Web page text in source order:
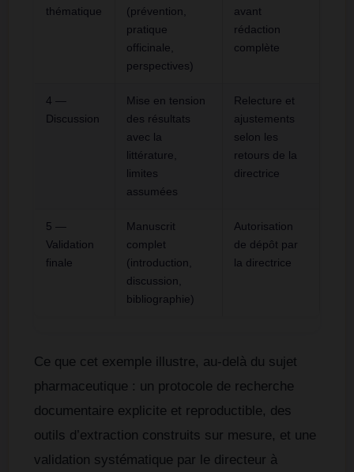
thématique
(prévention,
pratique
officinale,
perspectives)
avant
rédaction
complète
4 —
Discussion
Mise en tension
des résultats
avec la
littérature,
limites
assumées
Relecture et
ajustements
selon les
retours de la
directrice
5 —
Validation
finale
Manuscrit
complet
(introduction,
discussion,
bibliographie)
Autorisation
de dépôt par
la directrice
Ce que cet exemple illustre, au-delà du sujet
pharmaceutique : un protocole de recherche
documentaire explicite et reproductible, des
outils d’extraction construits sur mesure, et une
validation systématique par le directeur à